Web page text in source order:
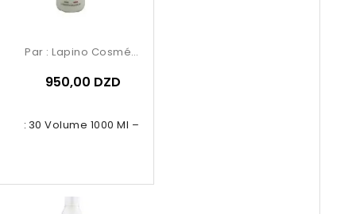
30 Volume 1000 Ml – Renée...
Par : Lapino Cosmétique
950,00 DZD